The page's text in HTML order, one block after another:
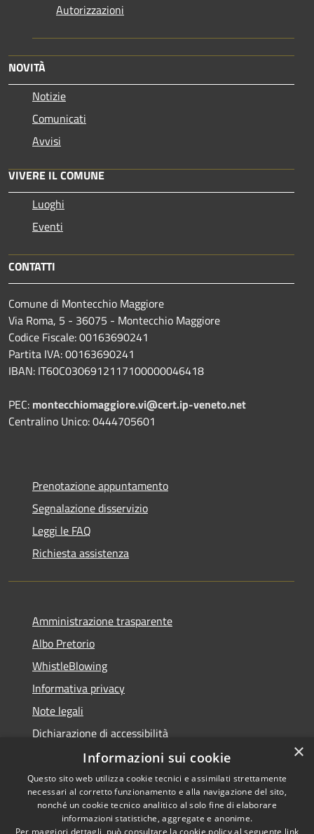
Autorizzazioni
NOVITÀ
Notizie
Comunicati
Avvisi
VIVERE IL COMUNE
Luoghi
Eventi
CONTATTI
Comune di Montecchio Maggiore
Via Roma, 5 - 36075 - Montecchio Maggiore
Codice Fiscale: 00163690241
Partita IVA: 00163690241
IBAN: IT60C0306912117100000046418
PEC: montecchiomaggiore.vi@cert.ip-veneto.net
Centralino Unico: 0444705601
Prenotazione appuntamento
Segnalazione disservizio
Leggi le FAQ
Richiesta assistenza
Amministrazione trasparente
Albo Pretorio
WhistleBlowing
Informativa privacy
Note legali
Dichiarazione di accessibilità
Accessibilità
Copyright © 2026 • Città di
Montecchio Maggiore •
×
Informazioni sui cookie
Questo sito web utilizza cookie tecnici e assimilati strettamente
necessari al corretto funzionamento e alla navigazione del sito,
nonché un cookie tecnico analitico al solo fine di elaborare
informazioni statistiche, aggregate e anonime.
Per maggiori dettagli, può consultare la cookie policy al seguente link